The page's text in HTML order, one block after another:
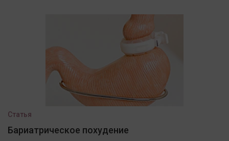
Статья
Бариатрическое похудение